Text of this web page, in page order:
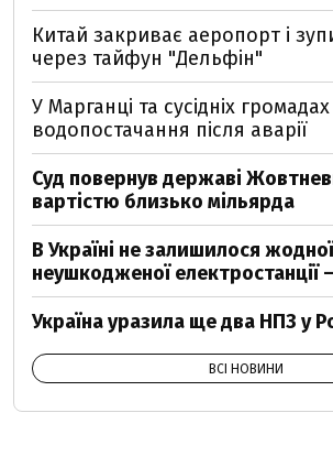
Китай закриває аеропорт і
через тайфун "Дельфін"
У Марганці та сусідніх
водопостачання після аварії
Суд повернув державі
вартістю близько мільярда
В Україні не залишилося жодної
неушкодженої електростанції
Україна уразила ще два НПЗ у
ВСІ НОВИНИ